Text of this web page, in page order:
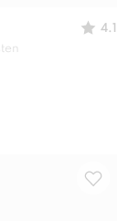
4.1